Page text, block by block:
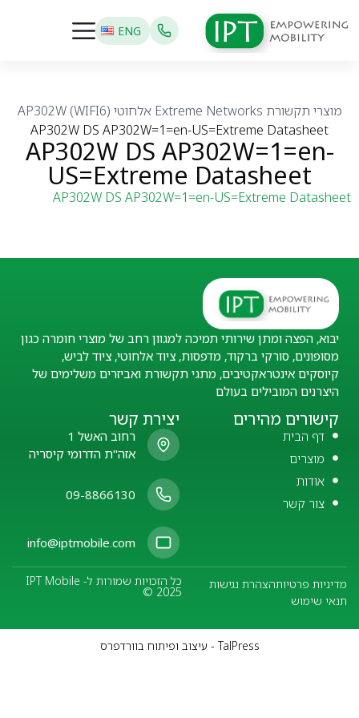
ENG
מוצרי תקשורת Extreme Networks אלחוטי (WIFI6)
AP302W
AP302W DS AP302W=1=en-US=Extreme Datasheet
AP302W DS AP302W=1=en-
US=Extreme Datasheet
AP302W DS AP302W=1=en-US=Extreme Datasheet
יבוא, הפצה ומתן שירותי תמיכה למגוון רחב של מוצרי חומרה כגון
מסופונים, סורקי ברקוד, מדפסות, ציוד אלחוטי, ציוד לביש,
קיוסקים אינטראקטיבים, מתגי תקשורת ואביזרים משלימים של
היצרנים המובילים בעולם
קישורים מהירים
דף הבית
מוצרים
אודות
צור קשר
יצירת קשר
רחוב האשל 1
אזה"ת הדרומי קיסריה
09-8866130
info@iptmobile.com
מדיניות פרטיותהצהרת נגישות
תנאי שימוש
כל הזכויות שמורות ל- IPT Mobile
© 2025
TalPress - עיצוב ופיתוח בוורדפרס